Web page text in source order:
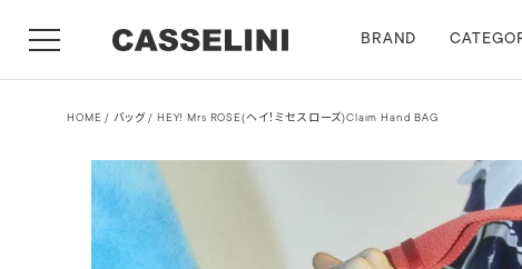
BRAND
HOME バッグ HEY! Mrs ROSE(ヘイ！ミセスローズ)Claim Hand BAG